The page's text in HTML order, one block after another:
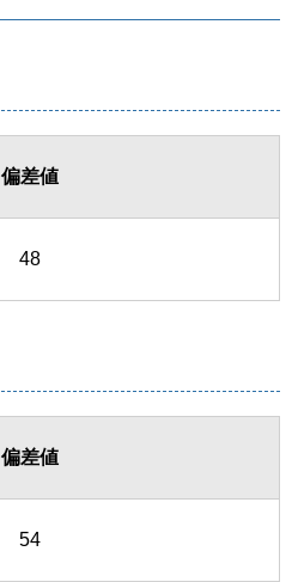
偏差値
48
偏差値
54